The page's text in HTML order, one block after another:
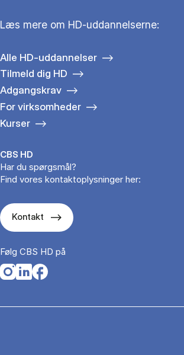
Læs mere om HD-uddannelserne:
Alle HD-uddannelser
Tilmeld dig HD
Adgangskrav
For virksomheder
Kurser
CBS HD
Har du spørgsmål?
Find vores kontaktoplysninger her:
Kontakt
Følg CBS HD på
Opens in a new tab
Opens in a new tab
Opens in a new tab